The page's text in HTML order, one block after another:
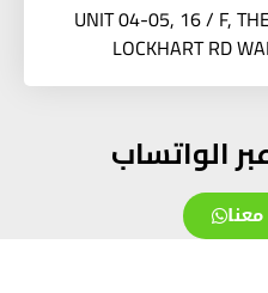
UNIT 04-05, 16 / F,
LOCKHART RD
الواتساب